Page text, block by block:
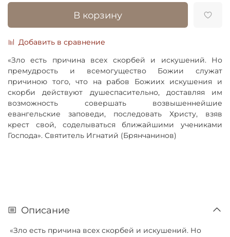
В корзину
Добавить в сравнение
«Зло есть причина всех скорбей и искушений. Но
премудрость и всемогущество Божии служат
причиною того, что на рабов Божиих искушения и
скорби действуют душеспасительно, доставляя им
возможность совершать возвышеннейшие
евангельские заповеди, последовать Христу, взяв
крест свой, соделываться ближайшими учениками
Господа». Святитель Игнатий (Брянчанинов)
Описание
«Зло есть причина всех скорбей и искушений. Но